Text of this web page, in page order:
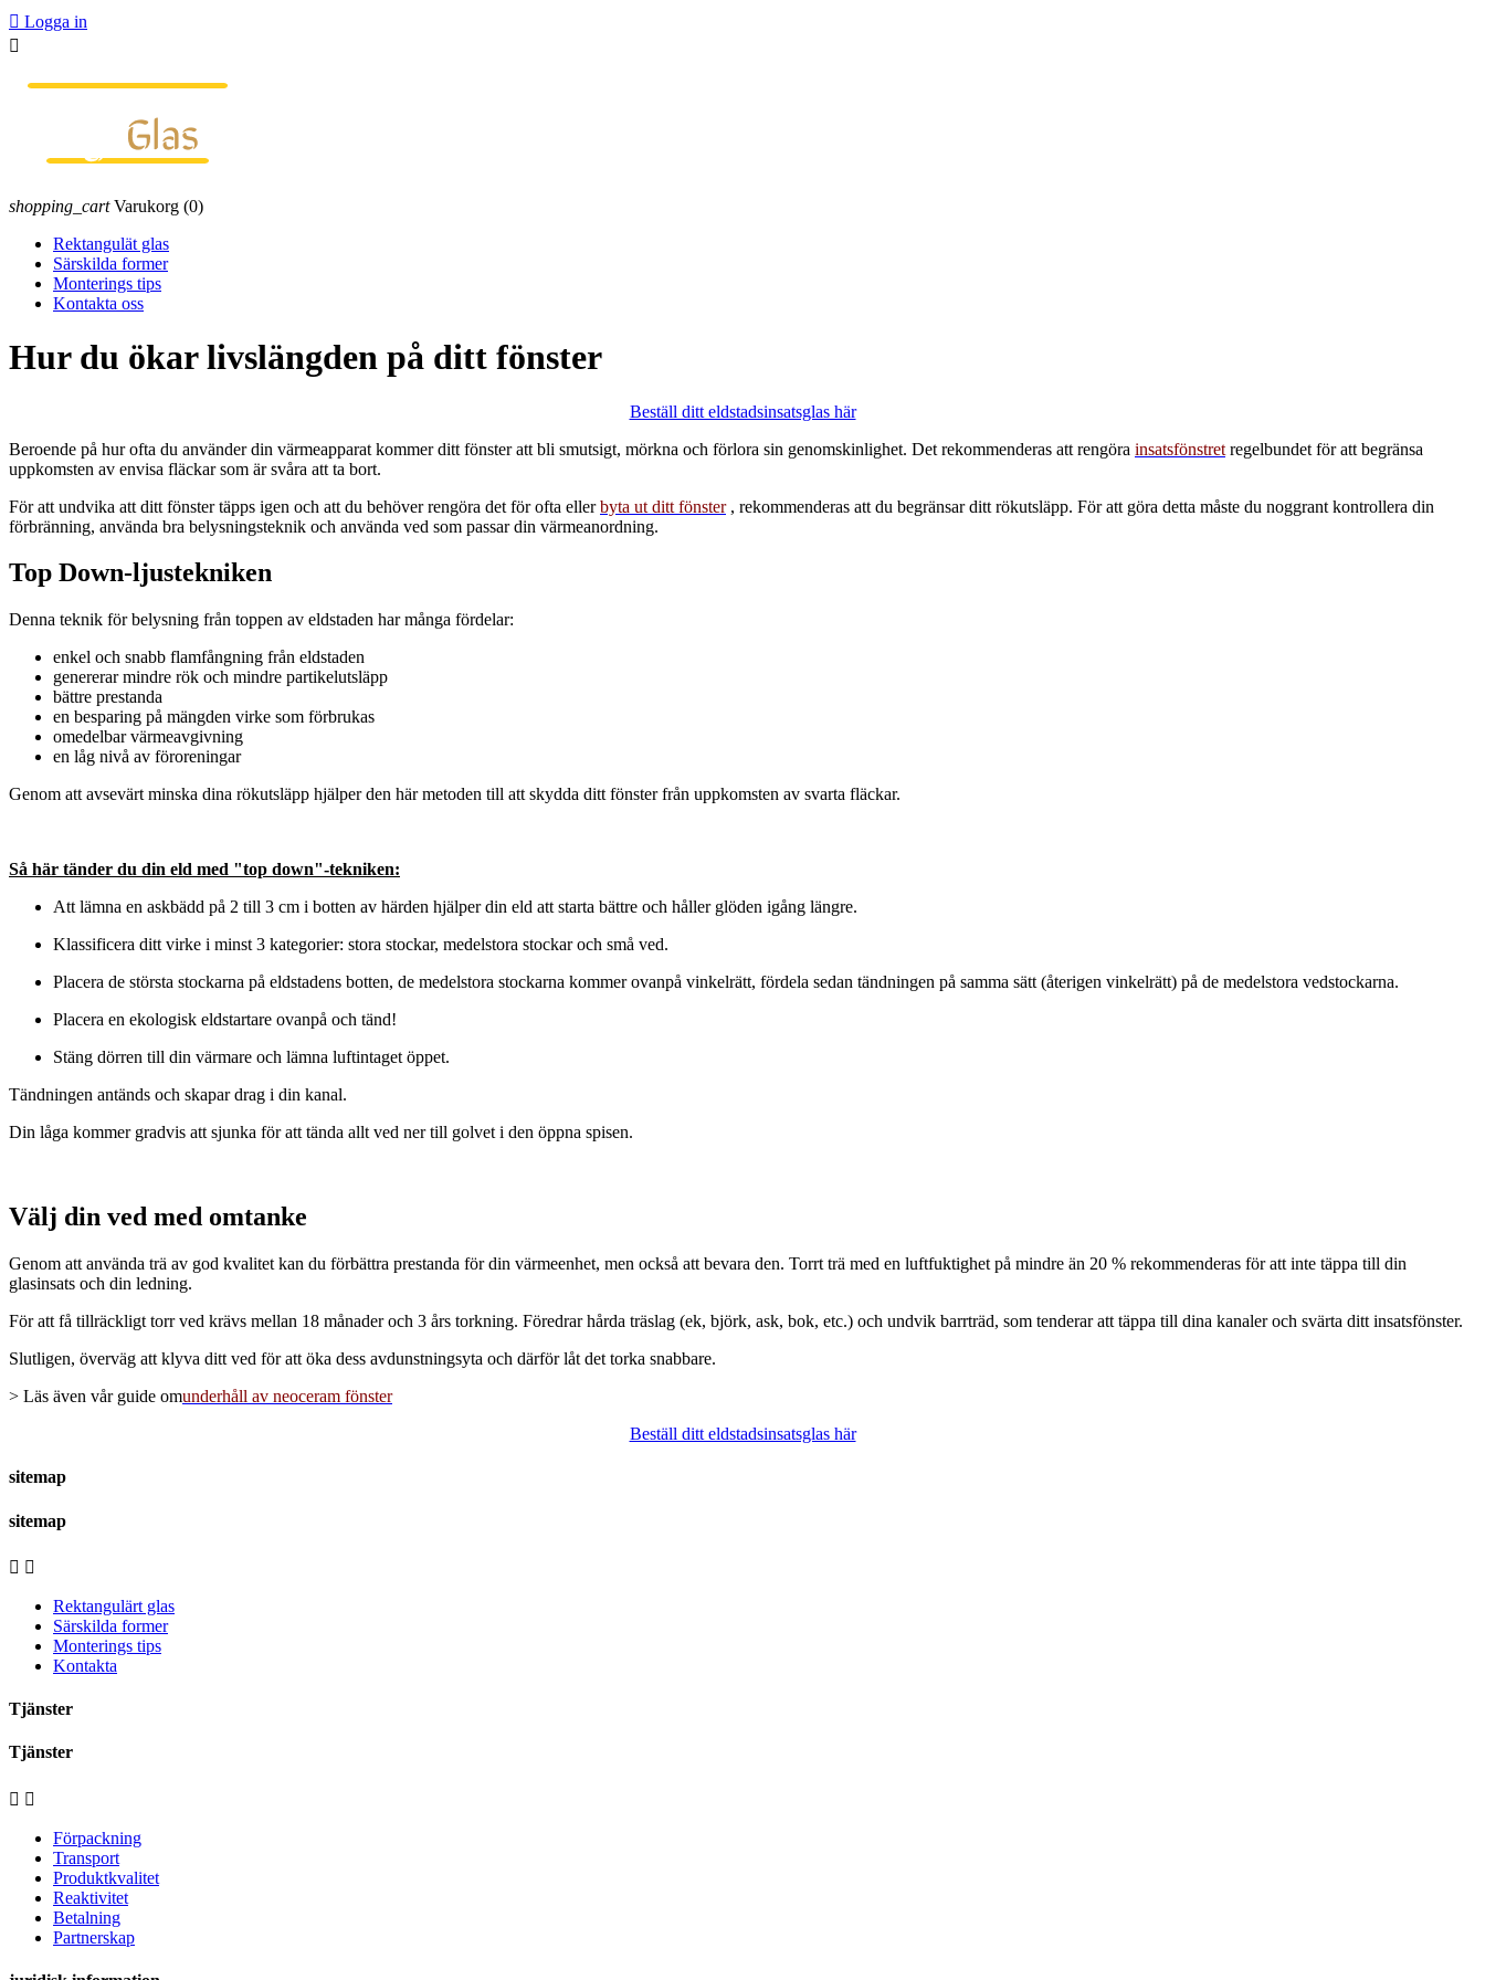
 Logga in

shopping_cart Varukorg (0)
Rektangulät glas
Särskilda former
Monterings tips
Kontakta oss
Hur du ökar livslängden på ditt fönster
Beställ ditt eldstadsinsatsglas här
Beroende på hur ofta du använder din värmeapparat kommer ditt fönster att bli smutsigt, mörkna och förlora sin genomskinlighet. Det rekommenderas att rengöra insatsfönstret regelbundet för att begränsa
uppkomsten av envisa fläckar som är svåra att ta bort.
För att undvika att ditt fönster täpps igen och att du behöver rengöra det för ofta ellerbyta ut ditt fönster, rekommenderas att du begränsar ditt rökutsläpp. För att göra detta måste du noggrant kontrollera din
förbränning, använda bra belysningsteknik och använda ved som passar din värmeanordning.
Top Down-ljustekniken
Denna teknik för belysning från toppen av eldstaden har många fördelar:
enkel och snabb flamfångning från eldstaden
genererar mindre rök och mindre partikelutsläpp
bättre prestanda
en besparing på mängden virke som förbrukas
omedelbar värmeavgivning
en låg nivå av föroreningar
Genom att avsevärt minska dina rökutsläpp hjälper den här metoden till att skydda ditt fönster från uppkomsten av svarta fläckar.
Så här tänder du din eld med "top down"-tekniken:
Att lämna en askbädd på 2 till 3 cm i botten av härden hjälper din eld att starta bättre och håller glöden igång längre.
Klassificera ditt virke i minst 3 kategorier: stora stockar, medelstora stockar och små ved.
Placera de största stockarna på eldstadens botten, de medelstora stockarna kommer ovanpå vinkelrätt, fördela sedan tändningen på samma sätt (återigen vinkelrätt) på de medelstora vedstockarna.
Placera en ekologisk eldstartare ovanpå och tänd!
Stäng dörren till din värmare och lämna luftintaget öppet.
Tändningen antänds och skapar drag i din kanal.
Din låga kommer gradvis att sjunka för att tända allt ved ner till golvet i den öppna spisen.
Välj din ved med omtanke
Genom att använda trä av god kvalitet kan du förbättra prestanda för din värmeenhet, men också att bevara den. Torrt trä med en luftfuktighet på mindre än 20 % rekommenderas för att inte täppa till din
glasinsats och din ledning.
För att få tillräckligt torr ved krävs mellan 18 månader och 3 års torkning. Föredrar hårda träslag (ek, björk, ask, bok, etc.) och undvik barrträd, som tenderar att täppa till dina kanaler och svärta ditt insatsfönster.
Slutligen, överväg att klyva ditt ved för att öka dess avdunstningsyta och därför låt det torka snabbare.
> Läs även vår guide omunderhåll av neoceram fönster
Beställ ditt eldstadsinsatsglas här
sitemap
sitemap
 
Rektangulärt glas
Särskilda former
Monterings tips
Kontakta
Tjänster
Tjänster
 
Förpackning
Transport
Produktkvalitet
Reaktivitet
Betalning
Partnerskap